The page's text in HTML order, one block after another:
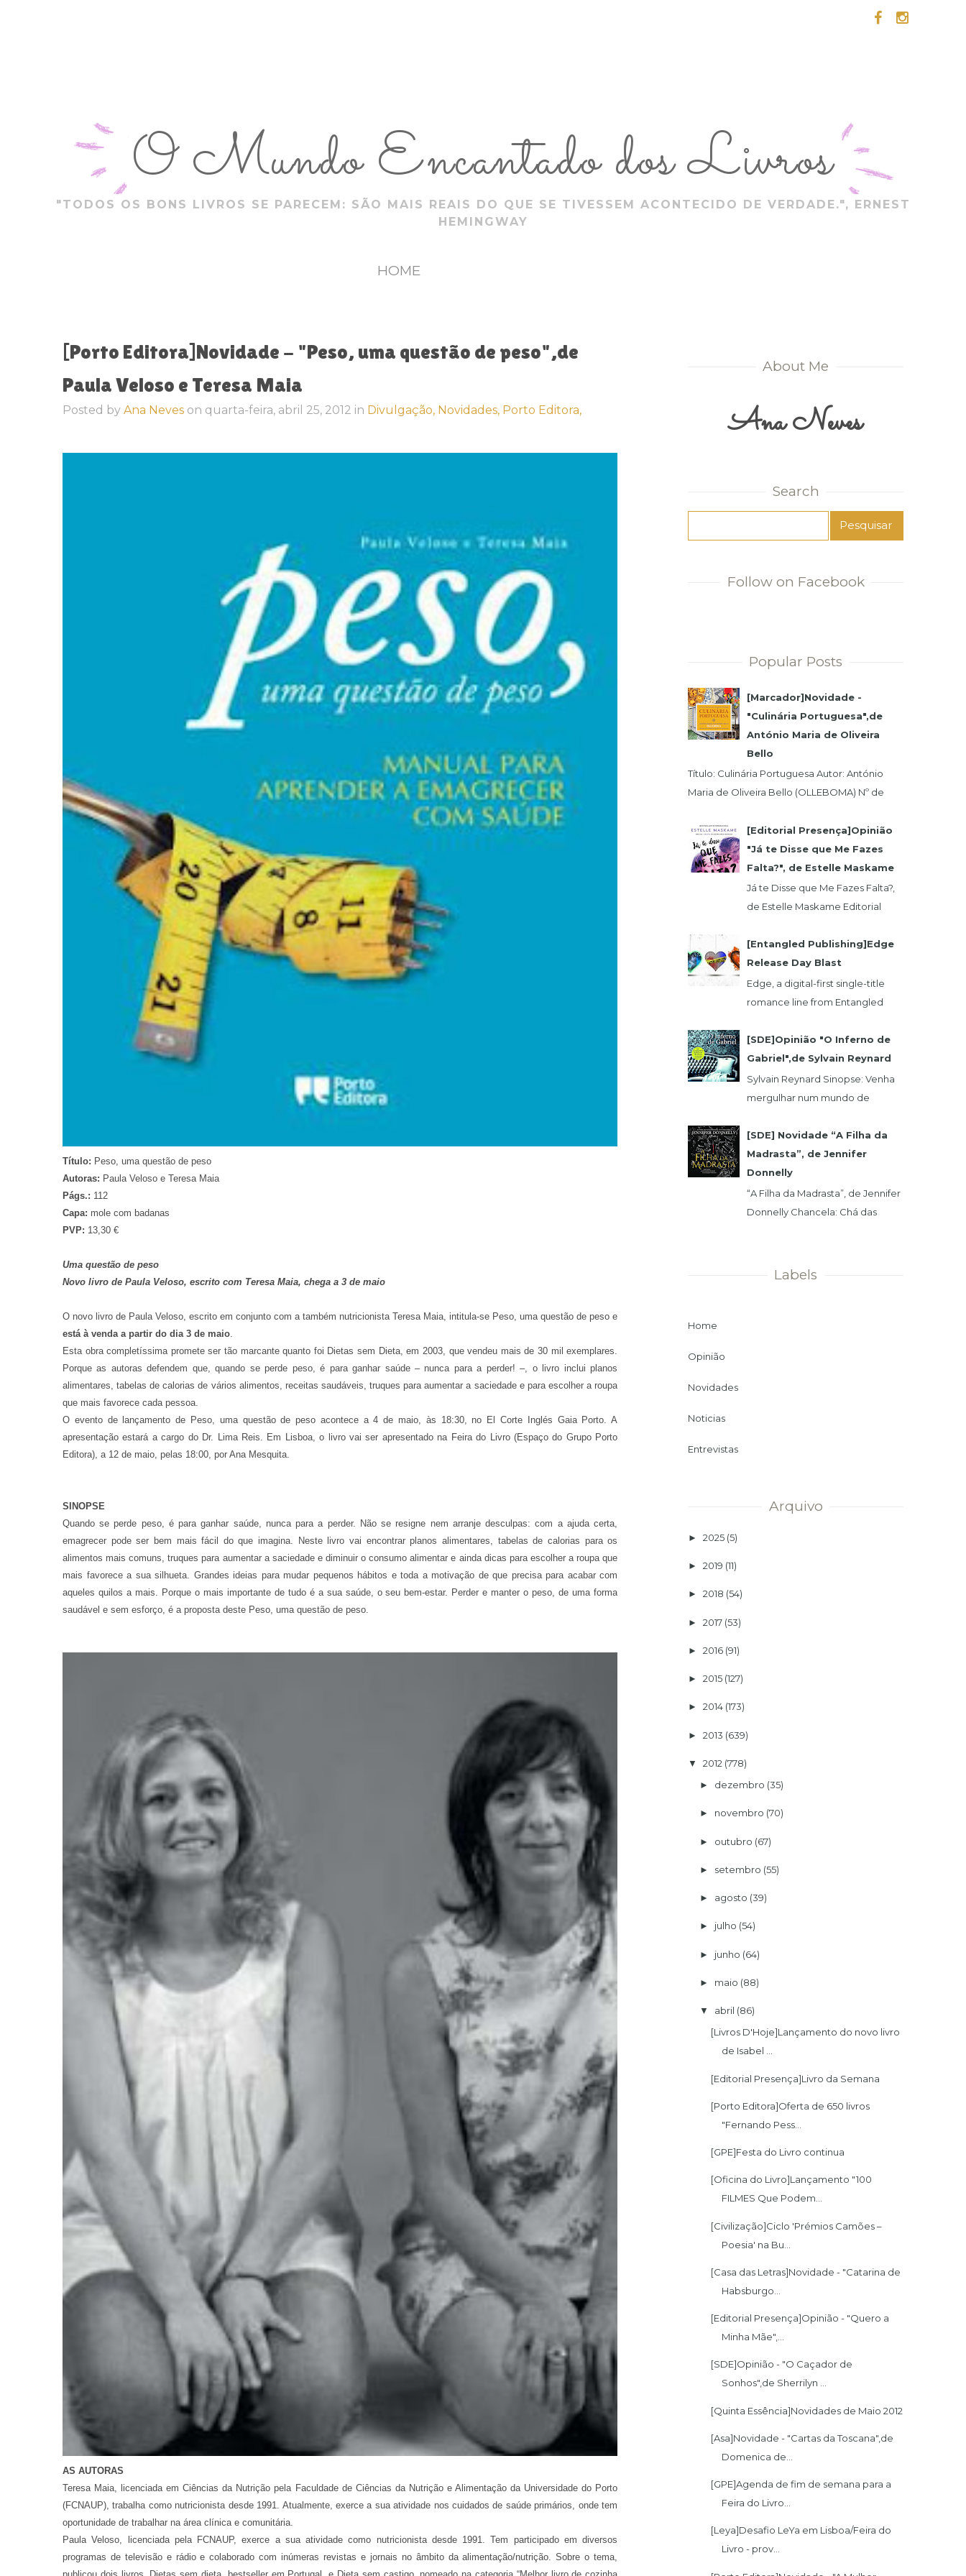
O Mundo Encantado dos Livros
"TODOS OS BONS LIVROS SE PARECEM: SÃO MAIS REAIS DO QUE SE TIVESSEM ACONTECIDO DE VERDADE.", ERNEST
HEMINGWAY
HOME
[Porto Editora]Novidade - "Peso, uma questão de peso",de
Paula Veloso e Teresa Maia
Posted by Ana Neves on quarta-feira, abril 25, 2012 in Divulgação, Novidades, Porto Editora,
Título: Peso, uma questão de peso
Autoras: Paula Veloso e Teresa Maia
Págs.: 112
Capa: mole com badanas
PVP: 13,30 €
Uma questão de peso
Novo livro de Paula Veloso, escrito com Teresa Maia, chega a 3 de maio
O novo livro de Paula Veloso, escrito em conjunto com a também nutricionista Teresa Maia, intitula-se Peso, uma questão de peso e
está à venda a partir do dia 3 de maio.
Esta obra completíssima promete ser tão marcante quanto foi Dietas sem Dieta, em 2003, que vendeu mais de 30 mil exemplares.
Porque as autoras defendem que, quando se perde peso, é para ganhar saúde – nunca para a perder! –, o livro inclui planos
alimentares, tabelas de calorias de vários alimentos, receitas saudáveis, truques para aumentar a saciedade e para escolher a roupa
que mais favorece cada pessoa.
O evento de lançamento de Peso, uma questão de peso acontece a 4 de maio, às 18:30, no El Corte Inglés Gaia Porto. A
apresentação estará a cargo do Dr. Lima Reis. Em Lisboa, o livro vai ser apresentado na Feira do Livro (Espaço do Grupo Porto
Editora), a 12 de maio, pelas 18:00, por Ana Mesquita.
SINOPSE
Quando se perde peso, é para ganhar saúde, nunca para a perder. Não se resigne nem arranje desculpas: com a ajuda certa,
emagrecer pode ser bem mais fácil do que imagina. Neste livro vai encontrar planos alimentares, tabelas de calorias para os
alimentos mais comuns, truques para aumentar a saciedade e diminuir o consumo alimentar e ainda dicas para escolher a roupa que
mais favorece a sua silhueta. Grandes ideias para mudar pequenos hábitos e toda a motivação de que precisa para acabar com
aqueles quilos a mais. Porque o mais importante de tudo é a sua saúde, o seu bem-estar. Perder e manter o peso, de uma forma
saudável e sem esforço, é a proposta deste Peso, uma questão de peso.
AS AUTORAS
Teresa Maia, licenciada em Ciências da Nutrição pela Faculdade de Ciências da Nutrição e Alimentação da Universidade do Porto
(FCNAUP), trabalha como nutricionista desde 1991. Atualmente, exerce a sua atividade nos cuidados de saúde primários, onde tem
oportunidade de trabalhar na área clínica e comunitária.
Paula Veloso, licenciada pela FCNAUP, exerce a sua atividade como nutricionista desde 1991. Tem participado em diversos
programas de televisão e rádio e colaborado com inúmeras revistas e jornais no âmbito da alimentação/nutrição. Sobre o tema,
About Me
Ana Neves
Search
Follow on Facebook
Popular Posts
[Marcador]Novidade -
"Culinária Portuguesa",de
António Maria de Oliveira
Bello
Título: Culinária Portuguesa Autor: António
Maria de Oliveira Bello (OLLEBOMA) Nº de
[Editorial Presença]Opinião
"Já te Disse que Me Fazes
Falta?", de Estelle Maskame
Já te Disse que Me Fazes Falta?,
de Estelle Maskame Editorial
Uma última oportunidade para o
amor. P...
[Entangled Publishing]Edge
Release Day Blast
Edge, a digital-first single-title
romance line from Entangled
popular Select imprint but gives
its...
[SDE]Opinião "O Inferno de
Gabriel",de Sylvain Reynard
Sylvain Reynard Sinopse: Venha
mergulhar num mundo de
sem limites....
[SDE] Novidade “A Filha da
Madrasta”, de Jennifer
Donnelly
“A Filha da Madrasta”, de Jennifer
Donnelly Chancela: Chá das
Labels
Home
Opinião
Novidades
Noticias
Entrevistas
Arquivo
► 2025 (5)
► 2019 (11)
► 2018 (54)
► 2017 (53)
► 2016 (91)
► 2015 (127)
► 2014 (173)
► 2013 (639)
▼ 2012 (778)
► dezembro (35)
► novembro (70)
► outubro (67)
► setembro (55)
► agosto (39)
► julho (54)
► junho (64)
► maio (88)
▼ abril (86)
[Livros D'Hoje]Lançamento do novo livro
de Isabel ...
[Editorial Presença]Livro da Semana
[Porto Editora]Oferta de 650 livros
"Fernando Pess...
[Oficina do Livro]Lançamento "100
FILMES Que Podem...
[Civilização]Ciclo 'Prémios Camões –
Poesia' na Bu...
[Casa das Letras]Novidade - "Catarina de
Habsburgo...
[Editorial Presença]Opinião - "Quero a
Minha Mãe",...
[SDE]Opinião - "O Caçador de
Sonhos",de Sherrilyn ...
[Quinta Essência]Novidades de Maio 2012
[Asa]Novidade - "Cartas da Toscana",de
Domenica de...
[GPE]Agenda de fim de semana para a
Feira do Livro...
[Leya]Desafio LeYa em Lisboa/Feira do
Livro - prov...